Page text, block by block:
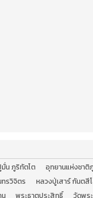
น ภูริทัตโต อุทยานแห่งชาติ
รวิจิตร หลวงปู่เสาร์ กันตสี
น พระธาตุประสิทธิ์ วัดพร